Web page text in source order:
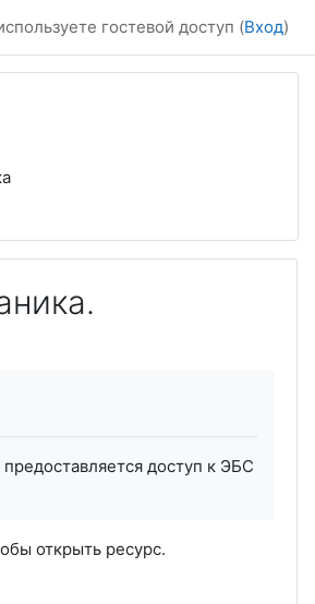
гостевой доступ (Вход)
доступ к ЭБС
открыть ресурс.